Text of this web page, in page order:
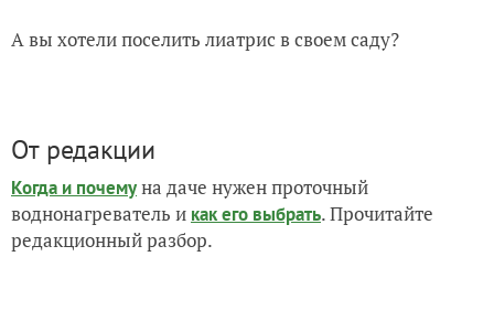
А вы хотели поселить лиатрис в своем саду?
От редакции
Когда и почемуна даче нужен проточный
воднонагреватель и как его выбрать. Прочитайте
редакционный разбор.